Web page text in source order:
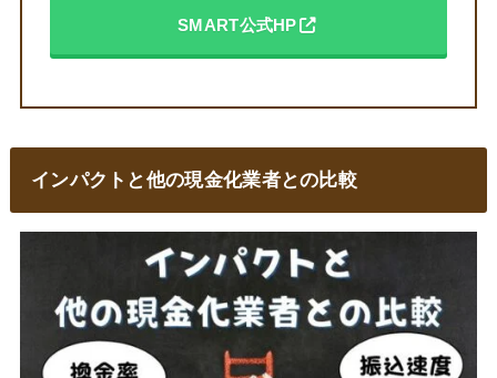
SMART公式HP
インパクトと他の現金化業者との比較